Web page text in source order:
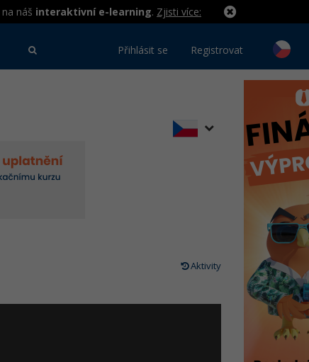
na náš interaktivní e-learning. Zjisti více:
Přihlásit se Registrovat
Aktivity